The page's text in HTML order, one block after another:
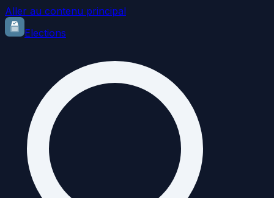
Aller au contenu principal
Elections